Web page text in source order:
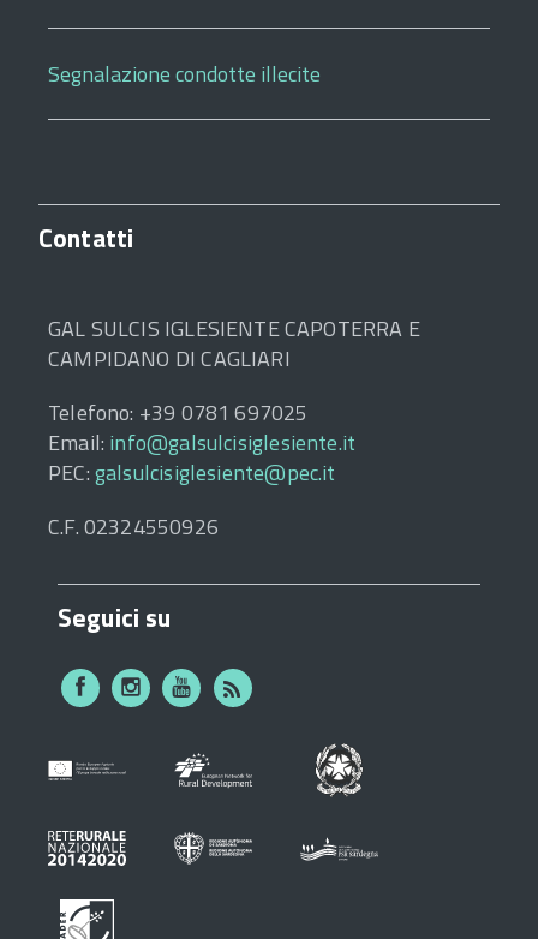
Segnalazione condotte illecite
Contatti
GAL SULCIS IGLESIENTE CAPOTERRA E
CAMPIDANO DI CAGLIARI
Telefono: +39 0781 697025
Email: info@galsulcisiglesiente.it
PEC:galsulcisiglesiente@pec.it
C.F. 02324550926
Seguici su